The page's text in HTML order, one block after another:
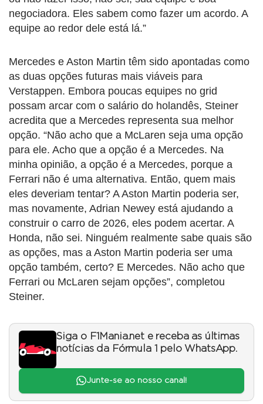
negociadora. Eles sabem como fazer um acordo. A
equipe ao redor dele está lá.”
Mercedes e Aston Martin têm sido apontadas como
as duas opções futuras mais viáveis para
Verstappen. Embora poucas equipes no grid
possam arcar com o salário do holandês, Steiner
acredita que a Mercedes representa sua melhor
opção. “Não acho que a McLaren seja uma opção
para ele. Acho que a opção é a Mercedes. Na
minha opinião, a opção é a Mercedes, porque a
Ferrari não é uma alternativa. Então, quem mais
eles deveriam tentar? A Aston Martin poderia ser,
mas novamente, Adrian Newey está ajudando a
construir o carro de 2026, eles podem acertar. A
Honda, não sei. Ninguém realmente sabe quais são
as opções, mas a Aston Martin poderia ser uma
opção também, certo? E Mercedes. Não acho que
Ferrari ou McLaren sejam opções”, completou
Steiner.
Siga o F1Mania.net e receba as últimas
notícias da Fórmula 1 pelo WhatsApp.
Junte-se ao nosso canal!